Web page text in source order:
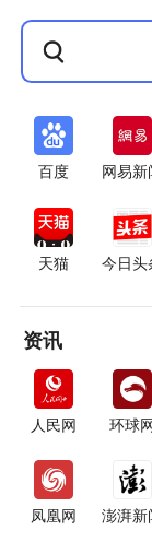
百度 网易新
天猫 今日头
资讯
人民网 环球网
凤凰网 澎湃新